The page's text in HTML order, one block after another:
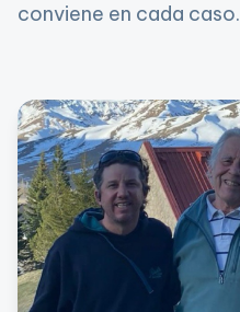
conviene en cada caso.